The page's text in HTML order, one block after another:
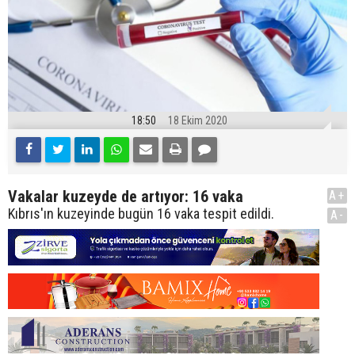
18:50 18 Ekim 2020
Vakalar kuzeyde de artıyor: 16 vaka
Kıbrıs'ın kuzeyinde bugün 16 vaka tespit edildi.
A+
A-